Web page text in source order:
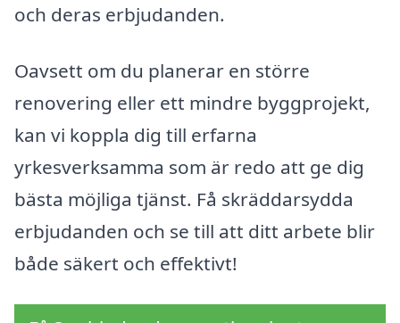
och deras erbjudanden.
Oavsett om du planerar en större
renovering eller ett mindre byggprojekt,
kan vi koppla dig till erfarna
yrkesverksamma som är redo att ge dig
bästa möjliga tjänst. Få skräddarsydda
erbjudanden och se till att ditt arbete blir
både säkert och effektivt!